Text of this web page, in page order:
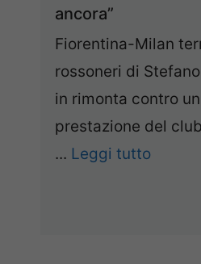
ancora”
Fiorentina-Milan
rossoneri di
in rimonta contro
prestazione del
... Leggi tutto